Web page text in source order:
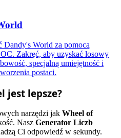
Dandy's World za pomocą
Zakręć, aby uzyskać losowy
specjalną umiejętność i
postaci.
jest lepsze?
narzędzi jak Wheel of
Nasz Generator Liczb
Ci odpowiedź w sekundy.